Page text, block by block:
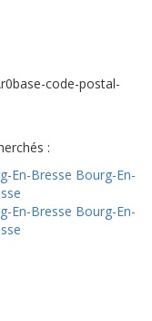
code-postal-
:
En-Bresse Bourg-En-
En-Bresse Bourg-En-